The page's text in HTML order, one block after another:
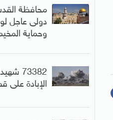
محافظة
دولى عاجل
وحماية
73382
الإبادة على